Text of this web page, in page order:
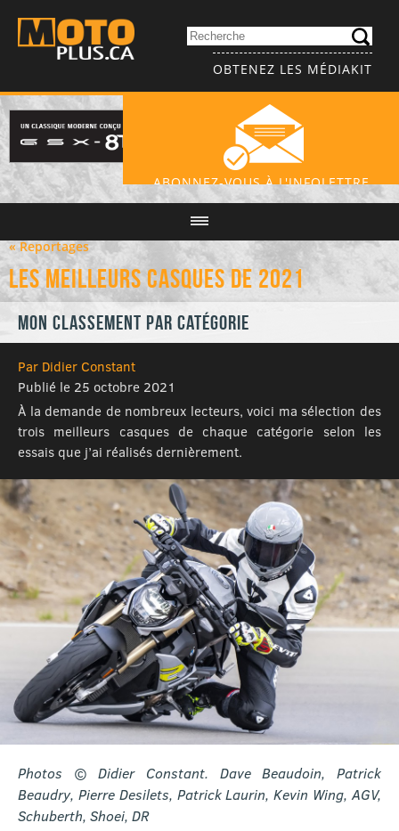
OBTENEZ LES MÉDIAKIT
ABONNEZ-VOUS À L'INFOLETTRE
« Reportages
Les meilleurs casques de 2021
Mon classement par catégorie
Par Didier Constant
Publié le 25 octobre 2021
À la demande de nombreux lecteurs, voici ma sélection des
trois meilleurs casques de chaque catégorie selon les
essais que j’ai réalisés dernièrement.
Photos © Didier Constant. Dave Beaudoin, Patrick
Beaudry, Pierre Desilets, Patrick Laurin, Kevin Wing,AGV,
Schuberth, Shoei, DR